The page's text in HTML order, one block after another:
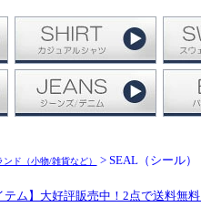
ンド（小物/雑貨など） > SEAL（シール）
テム】大好評販売中！2点で送料無